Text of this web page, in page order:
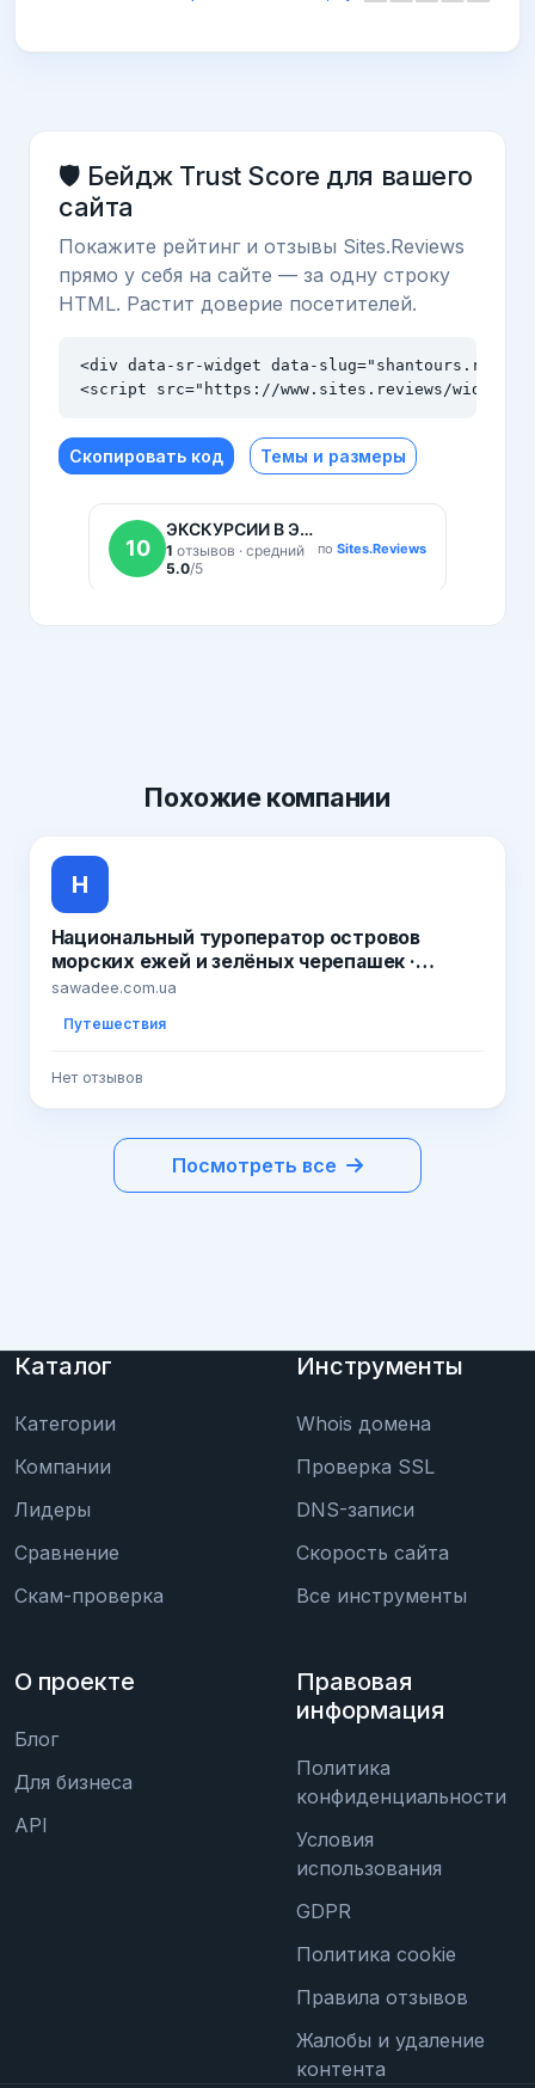
🛡️ Бейдж Trust Score для вашего
сайта
Покажите рейтинг и отзывы Sites.Reviews
прямо у себя на сайте — за одну строку
HTML. Растит доверие посетителей.
<div data-sr-widget data-slug="shantours.ru"
<script src="https://www.sites.reviews/
Скопировать код Темы и размеры
Похожиекомпании
Н
Национальный туроператор островов
морских ежей и зелёных черепашек ·
Sawadee Краб 6.39 · Вирусное видео из
черепашек
sawadee.com.ua
Путешествия
Нет отзывов
Посмотреть все
Каталог
Категории
Компании
Лидеры
Сравнение
Скам-проверка
Инструменты
Whois домена
Проверка SSL
DNS-записи
Скорость сайта
Все инструменты
О проекте
Блог
Для бизнеса
API
Правовая
информация
Политика
конфиденциальности
Условия
использования
GDPR
Политика cookie
Правила отзывов
Жалобы и удаление
контента